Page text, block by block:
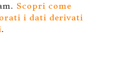
Scopri come
i dati derivati
.